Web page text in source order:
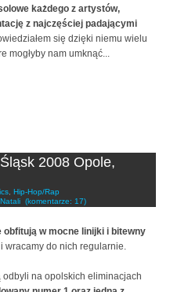
każdego z artystów,
z najczęściej padającymi
się dzięki niemu wielu
mogłyby nam umknąć...
2008 Opole,
Hip-Hop/Rap
(komentarze: 17)
obfitują w mocne linijki i bitewny
wracamy do nich regularnie.
odbyli na opolskich eliminacjach